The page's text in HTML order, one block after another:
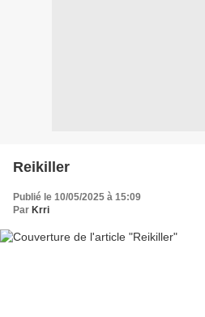
Reikiller
Publié le 10/05/2025 à 15:09
Par Krri